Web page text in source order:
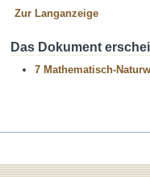
Zur Langanzeige
Das Dokument
7 Mathematisch-